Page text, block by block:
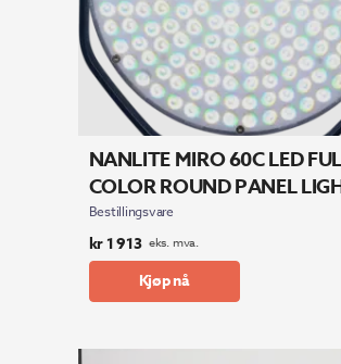
NANLITE MIRO 60C LED
COLOR ROUND PANEL
Bestillingsvare
kr1 913 eks. mva.
Kjøp nå